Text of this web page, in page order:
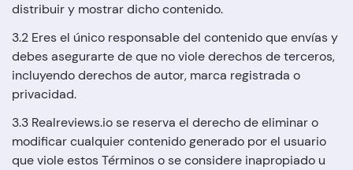
distribuir y mostrar dicho contenido.
3.2 Eres el único responsable del contenido que envías y
debes asegurarte de que no viole derechos de terceros,
incluyendo derechos de autor, marca registrada o
privacidad.
3.3 Realreviews.io se reserva el derecho de eliminar o
modificar cualquier contenido generado por el usuario
que viole estos Términos o se considere inapropiado u